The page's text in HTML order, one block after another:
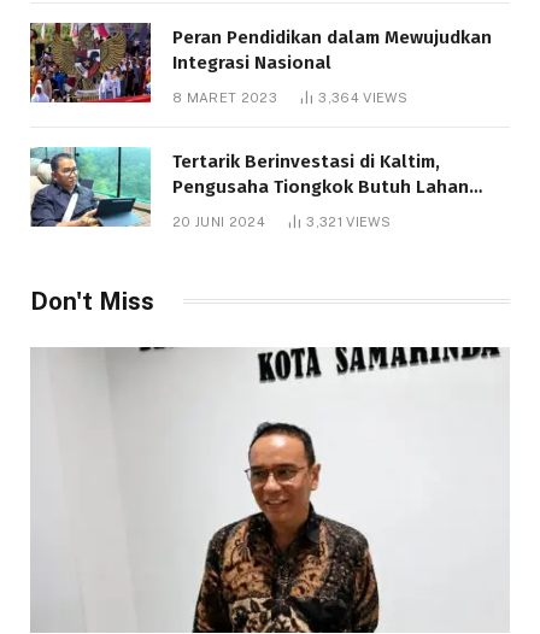
Peran Pendidikan dalam Mewujudkan
Integrasi Nasional
8 MARET 2023 3,364VIEWS
Tertarik Berinvestasi di Kaltim,
Pengusaha Tiongkok Butuh Lahan
1.000 Hektare
20 JUNI 2024 3,321VIEWS
Don't Miss